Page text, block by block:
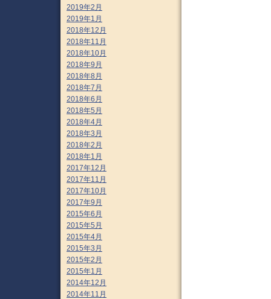
2019年2月
2019年1月
2018年12月
2018年11月
2018年10月
2018年9月
2018年8月
2018年7月
2018年6月
2018年5月
2018年4月
2018年3月
2018年2月
2018年1月
2017年12月
2017年11月
2017年10月
2017年9月
2015年6月
2015年5月
2015年4月
2015年3月
2015年2月
2015年1月
2014年12月
2014年11月